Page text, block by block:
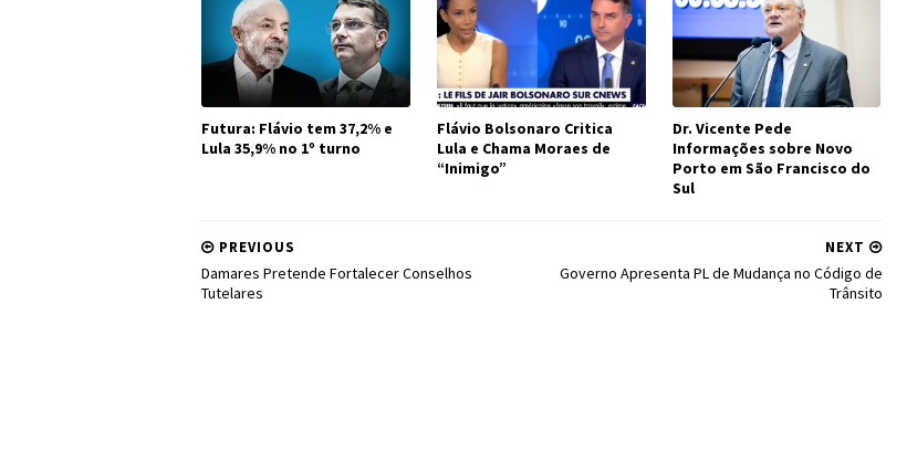
Futura: Flávio tem 37,2% e
Lula 35,9% no 1º turno
Flávio Bolsonaro Critica
Lula e Chama Moraes de
“Inimigo”
Dr. Vicente Pede
Informações sobre Novo
Porto em São Francisco do
Sul
NEXT
Governo Apresenta PL de Mudança no Código de
Trânsito
PREVIOUS
Damares Pretende Fortalecer Conselhos
Tutelares